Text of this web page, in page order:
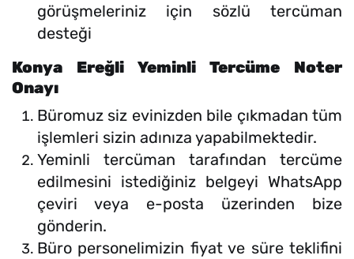
görüşmeleriniz için sözlü tercüman
desteği
Konya Ereğli Yeminli Tercüme Noter
Onayı
Büromuz siz evinizden bile çıkmadan tüm
işlemleri sizin adınıza yapabilmektedir.
Yeminli tercüman tarafından tercüme
edilmesini istediğiniz belgeyi WhatsApp
çeviri veya e-posta üzerinden bize
gönderin.
Büro personelimizin fiyat ve süre teklifini